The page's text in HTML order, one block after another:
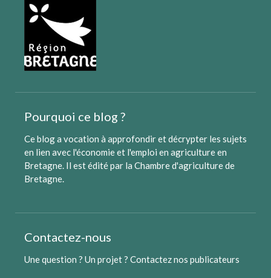
Pourquoi ce blog ?
Ce blog a vocation à approfondir et décrypter les sujets
en lien avec l'économie et l'emploi en agriculture en
Bretagne. Il est édité par la Chambre d'agriculture de
Bretagne.
Contactez-nous
Une question ? Un projet ? Contactez nos publicateurs